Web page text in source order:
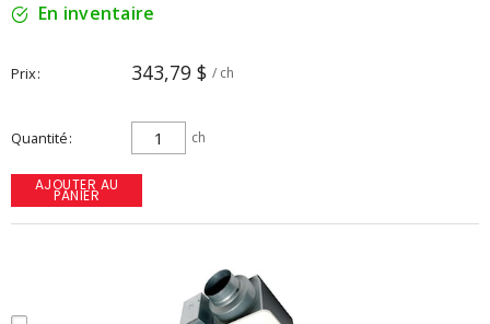
En inventaire
Prix 343,79 $ / ch
Quantité ch
AJOUTER AU
PANIER